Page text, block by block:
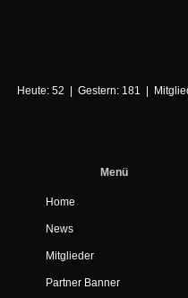
Heute: 52 | Gestern: 181 |
Menü
Home
News
Mitglieder
Partner Banner